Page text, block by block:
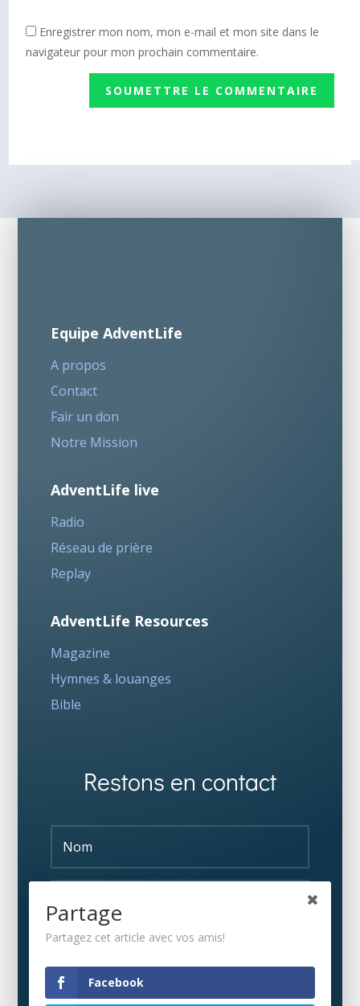
Enregistrer mon nom, mon e-mail et mon site dans le
navigateur pour mon prochain commentaire.
SOUMETTRE LE COMMENTAIRE
Equipe AdventLife
A propos
Contact
Fair un don
Notre Mission
AdventLife live
Radio
Réseau de prière
Replay
AdventLife Resources
Magazine
Hymnes & louanges
Bible
Restons en contact
Partage
Partagez cet article avec vos amis!
Facebook